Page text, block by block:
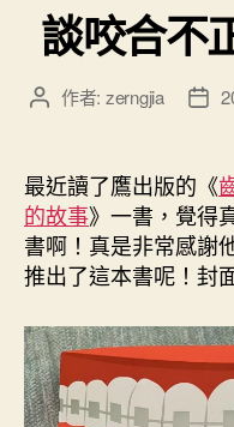
談咬合不
文
者
作者: zerngjia
文
佈
日
期
最近讀了鷹出版的《
的故事》一書，覺得
書啊！真是非常感謝
推出了這本書呢！封